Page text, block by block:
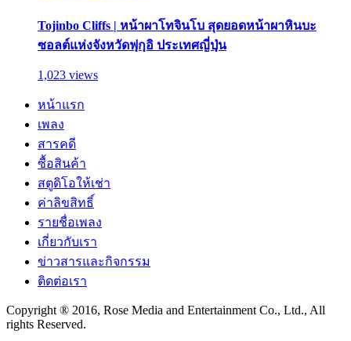
Tojinbo Cliffs | หน้าผาโทจินโบ สุดยอดหน้าผาหินบะ
ซอลต์แห่งจังหวัดฟุกุอิ ประเทศญี่ปุ่น
1,023 views
หน้าแรก
เพลง
สารคดี
ซื้อสินค้า
สตูดิโอให้เช่า
ค่าลิขสิทธิ์
รายชื่อเพลง
เกี่ยวกับเรา
ข่าวสารและกิจกรรม
ติดต่อเรา
Copyright ® 2016, Rose Media and Entertainment Co., Ltd., All
rights Reserved.